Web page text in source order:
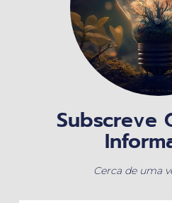
Subscreve
Cerca de uma